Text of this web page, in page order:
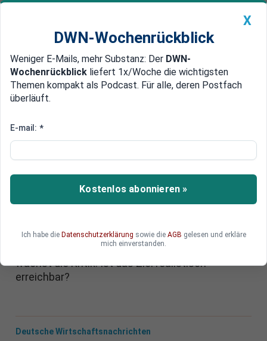
Newsticker MEIN DWN: Geldanlage Premium
Edelmetalle DWN-Magazin China
YouGov-Umfrage: Mehrheit der
Verbrenner-Aus 2035
Das geplante Verbrenner-Aus 2035 sorgt in
Deutschland für hitzige Diskussionen. Laut einer
Ende für Autos mit Verbrennungsmotor ab.
Während Befürworter auf Klimaziele pochen,
wächst die Kritik: Ist das Ziel realistisch
erreichbar?
Deutsche Wirtschaftsnachrichten
X
DWN-Wochenrückblick
Weniger E-Mails, mehr Substanz: Der DWN-
Wochenrückblick liefert 1x/Woche die wichtigsten
Themen kompakt als Podcast. Für alle, deren Postfach
überläuft.
E-mail: *
Kostenlos abonnieren »
Ich habe die Datenschutzerklärung sowie die AGB gelesen und erkläre
mich einverstanden.